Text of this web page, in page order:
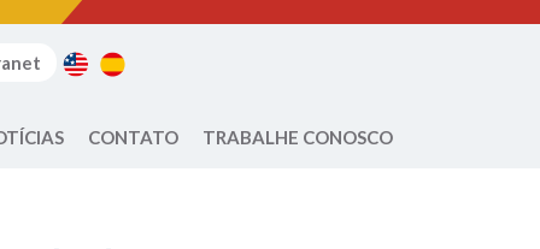
CONTATO TRABALHE CONOSCO